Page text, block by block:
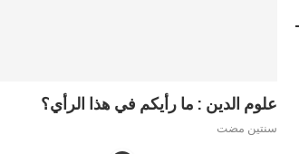
علوم الدين : ما رأيكم في هذا الرأي؟
سنتين مضت